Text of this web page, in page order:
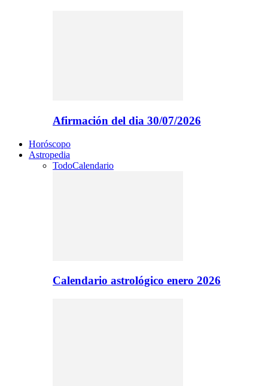
Afirmación del dia 30/07/2026
Horóscopo
Astropedia
TodoCalendario
Calendario astrológico enero 2026